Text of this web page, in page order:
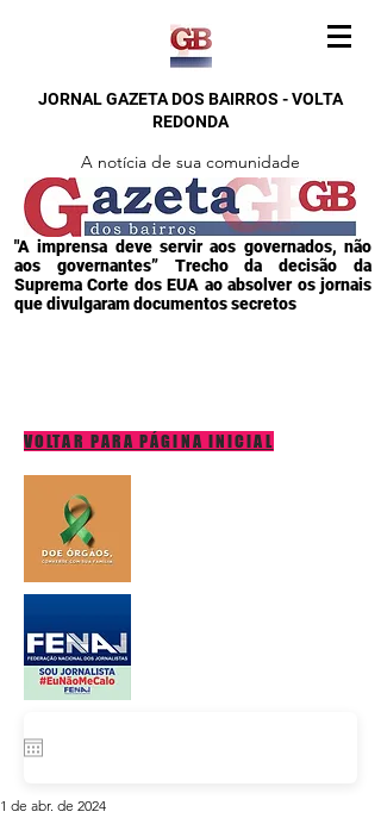
JORNAL GAZETA DOS BAIRROS - VOLTA
REDONDA
A notícia de sua comunidade
"A imprensa deve servir aos governados, não
aos governantes” Trecho da decisão da
Suprema Corte dos EUA ao absolver os jornais
que divulgaram documentos secretos
VOLTAR PARA PÁGINA INICIAL
1 de abr. de 2024